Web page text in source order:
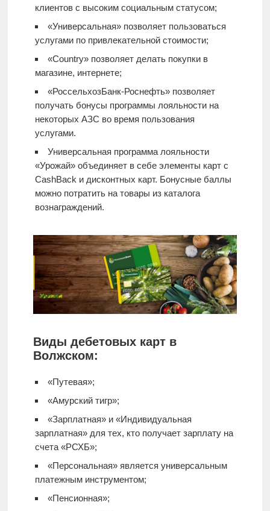
клиентов с высоким социальным статусом;
«Универсальная» позволяет пользоваться
услугами по привлекательной стоимости;
«Country» позволяет делать покупки в
магазине, интернете;
«РоссельхозБанк-Роснефть» позволяет
получать бонусы программы лояльности на
некоторых АЗС во время пользования
услугами.
Универсальная программа лояльности
«Урожай» объединяет в себе элементы карт с
CashBack и дисконтных карт. Бонусные баллы
можно потратить на товары из каталога
вознаграждений.
Виды дебетовых карт в
Волжском:
«Путевая»;
«Амурский тигр»;
«Зарплатная» и «Индивидуальная
зарплатная» для тех, кто получает зарплату на
счета «РСХБ»;
«Персональная» является универсальным
платежным инструментом;
«Пенсионная»;